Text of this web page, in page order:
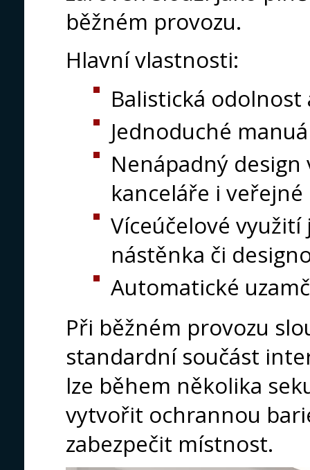
běžném provozu.
Hlavní vlastnosti:
Balistická odolnost
Jednoduché
Nenápadný
kanceláře i
Víceúčelové
nástěnka či
Automatické
Při běžném provozu
standardní součást
lze během několika
vytvořit ochrannou
zabezpečit místnost.